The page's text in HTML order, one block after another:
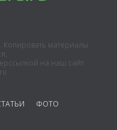
материалы
на наш сайт
ФОТО